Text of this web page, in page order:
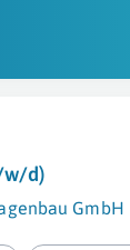
w/d)
GmbH